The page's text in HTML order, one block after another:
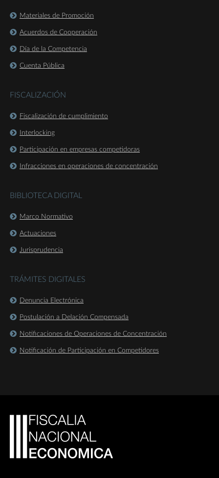
Materiales de Promoción
Acuerdos de Cooperación
Día de la Competencia
Cuenta Pública
FISCALIZACIÓN
Fiscalización de cumplimiento
Interlocking
Participación en empresas competidoras
Infracciones en operaciones de concentración
BIBLIOTECA DIGITAL
Marco Normativo
Actuaciones
Jurisprudencia
TRÁMITES DIGITALES
Denuncia Electrónica
Postulación a Delación Compensada
Notificaciones de Operaciones de Concentración
Notificación de Participación en Competidores